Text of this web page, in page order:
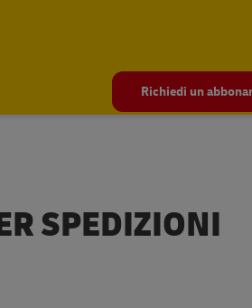
Richiedi un
SPEDIZIONI